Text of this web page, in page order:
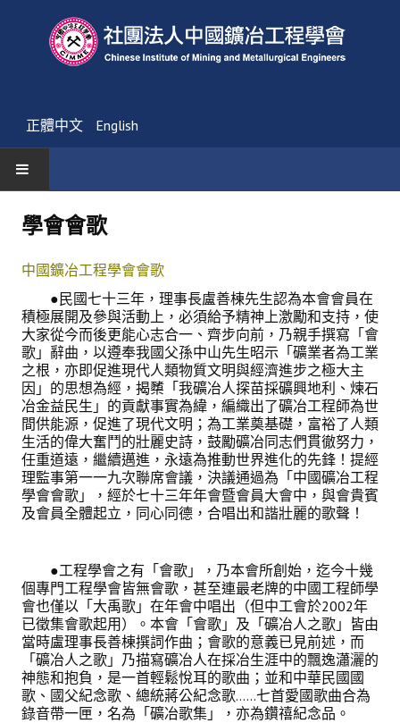
正體中文 English
首頁
活動通告
友會消息
學會簡介
理事長的話
學會會史
學會會歌
學會會址沿革
架構圖
理監事會
現任學會職員錄
重要章則
學會會歌
中國鑛冶工程學會會歌
●民國七十三年，理事長盧善棟先生認為本會會員在
積極展開及參與活動上，必須給予精神上激勵和支持，使
大家從今而後更能心志合一、齊步向前，乃親手撰寫「會
歌」辭曲，以遵奉我國父孫中山先生昭示「礦業者為工業
之根，亦即促進現代人類物質文明與經濟進步之極大主
因」的思想為經，揭櫫「我礦冶人探苗採礦興地利、煉石
冶金益民生」的貢獻事實為緯，編織出了礦冶工程師為世
間供能源，促進了現代文明；為工業奠基礎，富裕了人類
生活的偉大奮鬥的壯麗史詩，鼓勵礦冶同志們貫徹努力，
任重道遠，繼續邁進，永遠為推動世界進化的先鋒！提經
理監事第一一九次聯席會議，決議通過為「中國礦冶工程
學會會歌」，經於七十三年年會暨會員大會中，與會貴賓
及會員全體起立，同心同德，合唱出和諧壯麗的歌聲！
●工程學會之有「會歌」，乃本會所創始，迄今十幾
個專門工程學會皆無會歌，甚至連最老牌的中國工程師學
會也僅以「大禹歌」在年會中唱出（但中工會於2002年
已徵集會歌起用）。本會「會歌」及「礦冶人之歌」皆由
當時盧理事長善棟撰詞作曲；會歌的意義已見前述，而
「礦冶人之歌」乃描寫礦冶人在採冶生涯中的飄逸瀟灑的
神態和抱負，是一首輕鬆悅耳的歌曲；並和中華民國國
歌、國父紀念歌、總統蔣公紀念歌……七首愛國歌曲合為
錄音帶一匣，名為「礦冶歌集」，亦為鑽禧紀念品。